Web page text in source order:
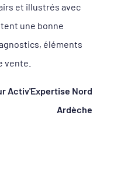
et illustrés avec
une bonne
éléments
vente.
Activ'Expertise Nord
Ardèche